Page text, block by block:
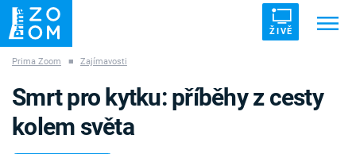
ŽIVĚ
ZÁHADY VETŘELCI DÁVNOVĚKU
Prima Zoom ■ Zajímavosti
Smrt pro kytku: příběhy z cesty
kolem světa